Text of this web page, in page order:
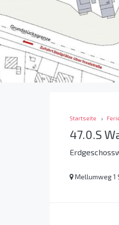
Startseite
47.0.S
Mellumweg 1